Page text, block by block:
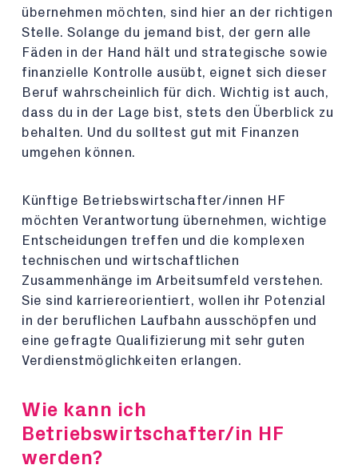
übernehmen möchten, sind hier an der richtigen
Stelle. Solange du jemand bist, der gern alle
Fäden in der Hand hält und strategische sowie
finanzielle Kontrolle ausübt, eignet sich dieser
Beruf wahrscheinlich für dich. Wichtig ist auch,
dass du in der Lage bist, stets den Überblick zu
behalten. Und du solltest gut mit Finanzen
umgehen können.
Künftige Betriebswirtschafter/innen HF
möchten Verantwortung übernehmen, wichtige
Entscheidungen treffen und die komplexen
technischen und wirtschaftlichen
Zusammenhänge im Arbeitsumfeld verstehen.
Sie sind karriereorientiert, wollen ihr Potenzial
in der beruflichen Laufbahn ausschöpfen und
eine gefragte Qualifizierung mit sehr guten
Verdienstmöglichkeiten erlangen.
Wie kann ich
Betriebswirtschafter/in HF
werden?